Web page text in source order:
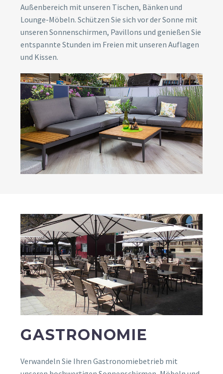
Außenbereich mit unseren Tischen, Bänken und
Lounge-Möbeln. Schützen Sie sich vor der Sonne mit
unseren Sonnenschirmen, Pavillons und genießen Sie
entspannte Stunden im Freien mit unseren Auflagen
und Kissen.
GASTRONOMIE
Verwandeln Sie Ihren Gastronomiebetrieb mit